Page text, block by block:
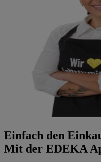
Einfach den
Mit der EDEKA